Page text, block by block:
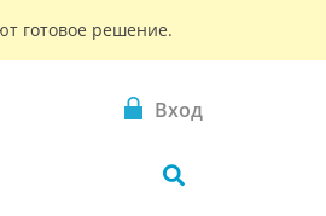
готовое решение.
Вход